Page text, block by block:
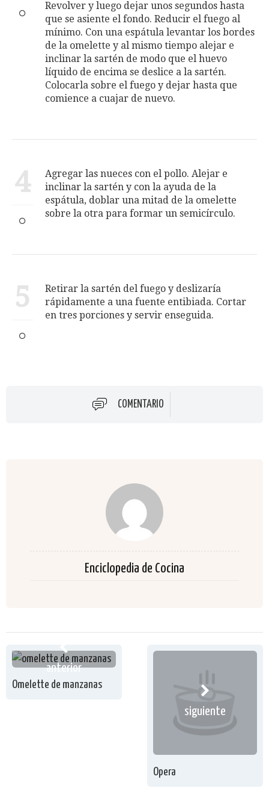
Revolver y luego dejar unos segundos hasta
que se asiente el fondo. Reducir el fuego al
mínimo. Con una espátula levantar los bordes
de la omelette y al mismo tiempo alejar e
inclinar la sartén de modo que el huevo
líquido de encima se deslice a la sartén.
Colocarla sobre el fuego y dejar hasta que
comience a cuajar de nuevo.
4
Agregar las nueces con el pollo. Alejar e
inclinar la sartén y con la ayuda de la
espátula, doblar una mitad de la omelette
sobre la otra para formar un semicírculo.
5
Retirar la sartén del fuego y deslizaría
rápidamente a una fuente entibiada. Cortar
en tres porciones y servir enseguida.
COMENTARIO
Enciclopedia de Cocina
anterior
Omelette de manzanas
siguiente
Opera